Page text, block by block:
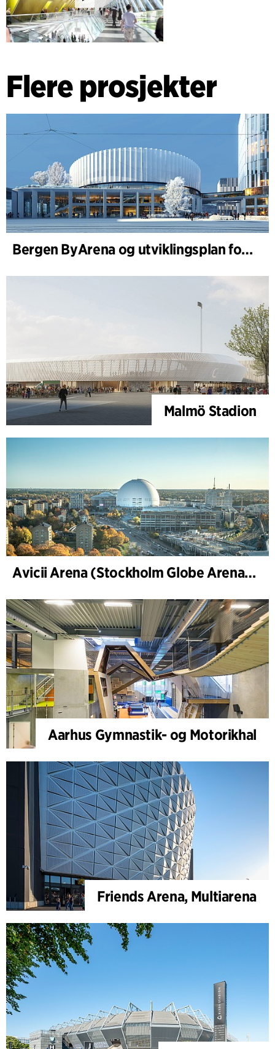
Flere prosjekter
Bergen ByArena og utviklingsplan for Nygårdstangen
Malmö Stadion
Avicii Arena (Stockholm Globe Arena), renovering og modernisering
Aarhus Gymnastik- og Motorikhal
Friends Arena, Multiarena